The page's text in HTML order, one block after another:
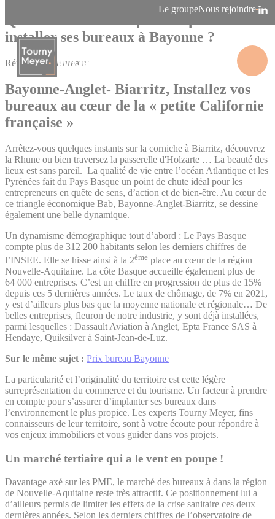
Le groupeNous rejoindre
installer ses bureaux à Bayonne ?
Références - Bureaux
Bayonne-Anglet- Biarritz, Installez vos
bureaux au cœur de la « petite Californie
française »
Arrêtez-vous quelques instants sur la corniche à Biarritz, découvrez
la Rhune ou bien traversez la passerelle d'Holzarte … La beauté des
lieux est sans pareil. La qualité de vie entre l’océan Atlantique et les
Pyrénées fait du Pays Basque un point de chute idéal pour les
entrepreneurs en quête de sens, d’action et de bien-être. Au cœur de
ce triangle économique Bab, Bayonne-Anglet-Biarritz, se dessine
également une belle dynamique.
Un dynamisme démographique tout d’abord : Le Pays Basque
compte plus de 312 200 habitants selon les derniers chiffres de
l’INSEE. Elle se hisse ainsi à la 2ème place au cœur de la région
Nouvelle-Aquitaine. La côte Basque accueille également plus de
64 000 entreprises. C’est un chiffre en progression de plus de 15%
depuis ces 5 dernières années. Le taux de chômage, de 7% en 2021,
y est d’ailleurs plus bas que la moyenne nationale et régionale… De
belles entreprises, fleuron de notre industrie, y sont déjà installées,
parmi lesquelles : Dassault Aviation à Anglet, Epta France SAS à
Hendaye, Quiksilver à Saint-Jean-de-Luz.
Sur le même sujet : Prix bureau Bayonne
La particularité et l’originalité du territoire est cette légère
surreprésentation du commerce et du tourisme. Un facteur à prendre
en compte pour s’assurer d’implanter ses bureaux dans
l’environnement le plus propice. Les experts Tourny Meyer, fins
connaisseurs de leur territoire, sont à votre écoute pour répondre à
vos enjeux immobiliers et vous guider dans vos projets.
Un marché tertiaire qui a le vent en poupe !
Davantage axé sur les PME, le marché des bureaux à dans la région
de Nouvelle-Aquitaine reste très attractif. Ce positionnement lui a
d’ailleurs permis de limiter les effets de la crise sanitaire ces deux
dernières années. Selon les derniers chiffres de l’observatoire de